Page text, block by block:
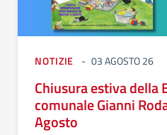
NOTIZIE 03 AGOSTO 26
Chiusura estiva della
comunale Gianni
Agosto